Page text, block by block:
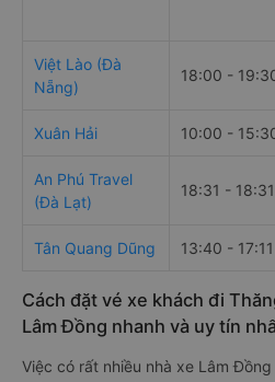
Việt Lào (Đà
Nẵng)
18:00 -
Xuân Hải 10:00 -
An Phú Travel
(Đà Lạt)
18:31 - 18:31
Tân Quang Dũng 13:40 - 17:11
Cách đặt vé xe khách đi
Lâm Đồng nhanh và uy tín
Việc có rất nhiều nhà xe Lâm